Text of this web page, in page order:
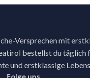
Versprechen mit
bestellst du täglich
und erstklassige